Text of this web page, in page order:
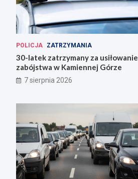
POLICJA ZATRZYMANIA
30-latek zatrzymany za usiłowanie
zabójstwa w Kamiennej Górze
7 sierpnia 2026